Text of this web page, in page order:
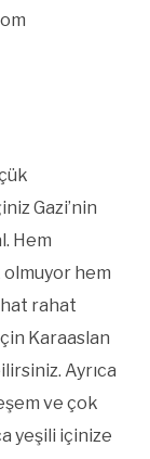
Gazi’nin
Hem
hem
rahat
Karaaslan
Ayrıca
ve çok
yeşili içinize